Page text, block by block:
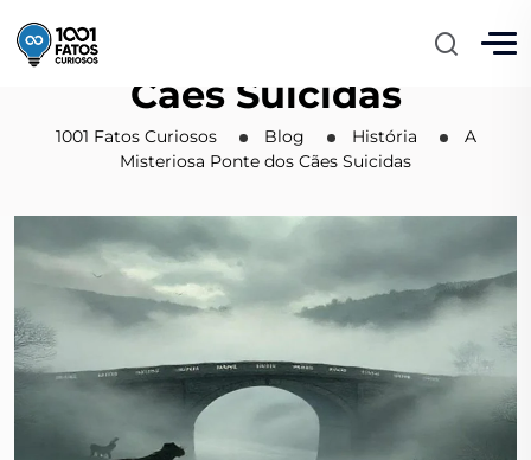
A Misteriosa Ponte dos
Cães Suicidas
1001 Fatos Curiosos Blog História
A
Misteriosa Ponte dos Cães Suicidas